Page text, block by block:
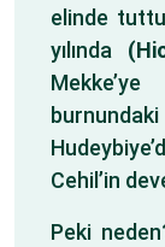
elinde
yılında
Cehil’in
Peki